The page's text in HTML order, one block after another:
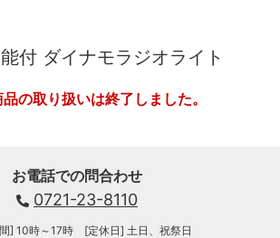
付 ダイナモラジオライト
の取り扱いは終了しました。
お電話での問合わせ
0721-23-8110
] 10時～17時 [定休日] 土日、祝祭日